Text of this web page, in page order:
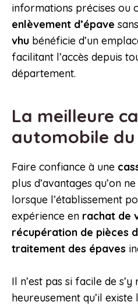
informations précises ou
enlèvement d’épave
vhu bénéficie d’un
facilitant l’accès depuis
département.
La meilleure
automobile du
Faire confiance à une
plus d’avantages qu’on
lorsque l’établissement
expérience en rachat de
récupération de pièces
traitement des épaves
Il n’est pas si facile de
heureusement qu’il existe